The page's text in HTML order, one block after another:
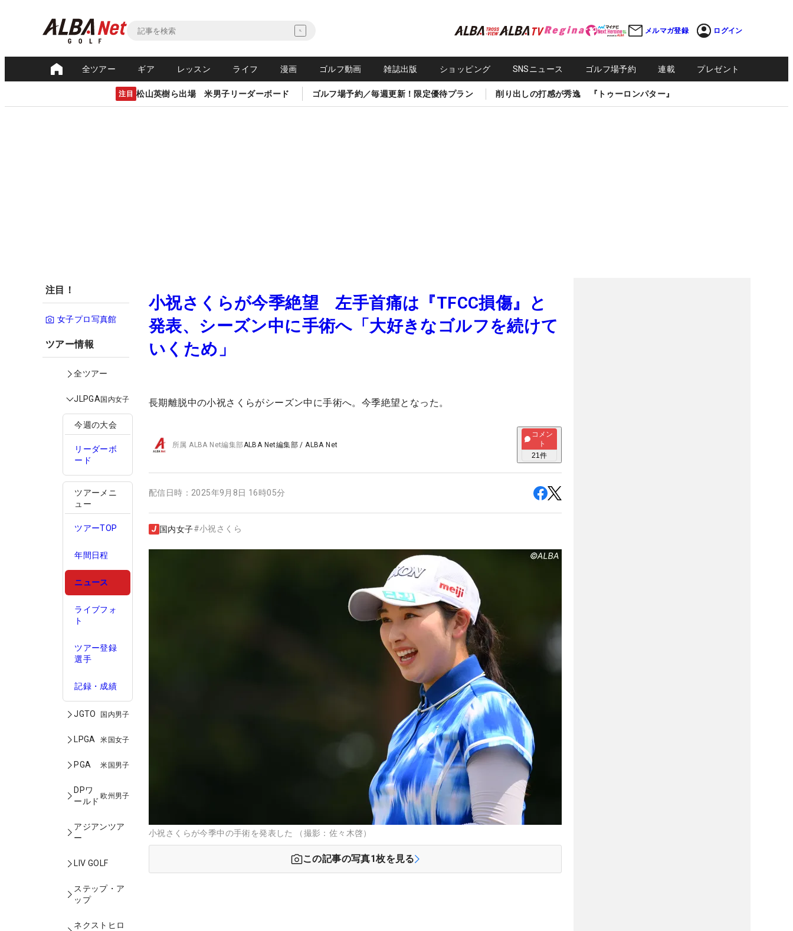
メルマガ登録 ログイン
全ツアー ギア レッスン ライフ 漫画 ゴルフ動画 雑誌出版 ショッピング SNSニュース ゴルフ場予約 連載 プレゼント
注目 松山英樹ら出場 米男子リーダーボード ゴルフ場予約／毎週更新！限定優待プラン 削り出しの打感が秀逸 『トゥーロンパター』
注目！
女子プロ写真館
ツアー情報
全ツアー
JLPGA国内女子
今週の大会
リーダーボ
ード
ツアーメニ
ュー
ツアーTOP
年間日程
ニュース
ライブフォ
ト
ツアー登録
選手
記録・成績
JGTO 国内男子
LPGA 米国女子
PGA 米国男子
DPワ
ールド
欧州男子
アジアンツア
ー
LIV GOLF
ステップ・ア
ップ
ネクストヒロ
小祝さくらが今季絶望 左手首痛は『TFCC損傷』と
発表、シーズン中に手術へ「大好きなゴルフを続けて
いくため」
長期離脱中の小祝さくらがシーズン中に手術へ。今季絶望となった。
所属ALBA Net編集部ALBA Net編集部 /ALBA Net
コメン
ト
21件
配信日時： 2025年9月8日 16時05分
国内女子#小祝さくら
小祝さくらが今季中の手術を発表した （撮影：佐々木啓）
この記事の写真1枚を見る